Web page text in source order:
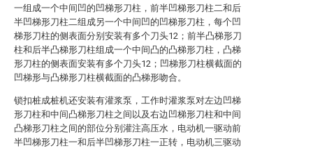
一组成一个中间凹的凹梯形刀柱，前半凹梯形刀柱二和后
半凹梯形刀柱二组成另一个中间凹的凹梯形刀柱，每个凹
梯形刀柱的侧表面分别安装有多个刀头12；前半凸梯形刀
柱和后半凸梯形刀柱组成一个中间凸的凸梯形刀柱，凸梯
形刀柱的侧表面安装有多个刀头12；凹梯形刀柱横截面的
凹梯形与凸梯形刀柱横截面的凸梯形吻合。
锁扣桩成桩机还安装有灌浆泵，工作时灌浆泵对左边凹梯
形刀柱和中间凸梯形刀柱之间以及右边凹梯形刀柱和中间
凸梯形刀柱之间的部位分别灌注高压水，电动机一驱动前
半凹梯形刀柱一和后半凹梯形刀柱一正转，电动机三驱动